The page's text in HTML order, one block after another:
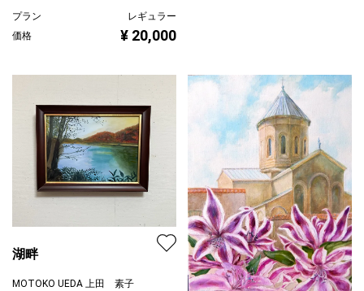
プラン
レギュラー
価格
¥ 20,000
湖畔
MOTOKO UEDA 上田 素子